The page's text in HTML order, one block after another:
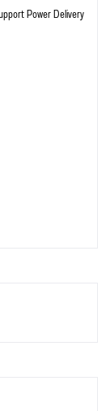
Power Delivery